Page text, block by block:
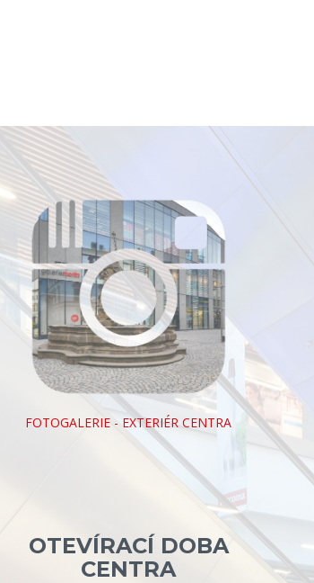
FOTOGALERIE - EXTERIÉR CENTRA
OTEVÍRACÍ DOBA
CENTRA